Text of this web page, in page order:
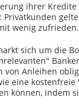
ihrer
Privatkunden
wenig zufrieden.
sich um die
von Anleihen
eine
können, indem